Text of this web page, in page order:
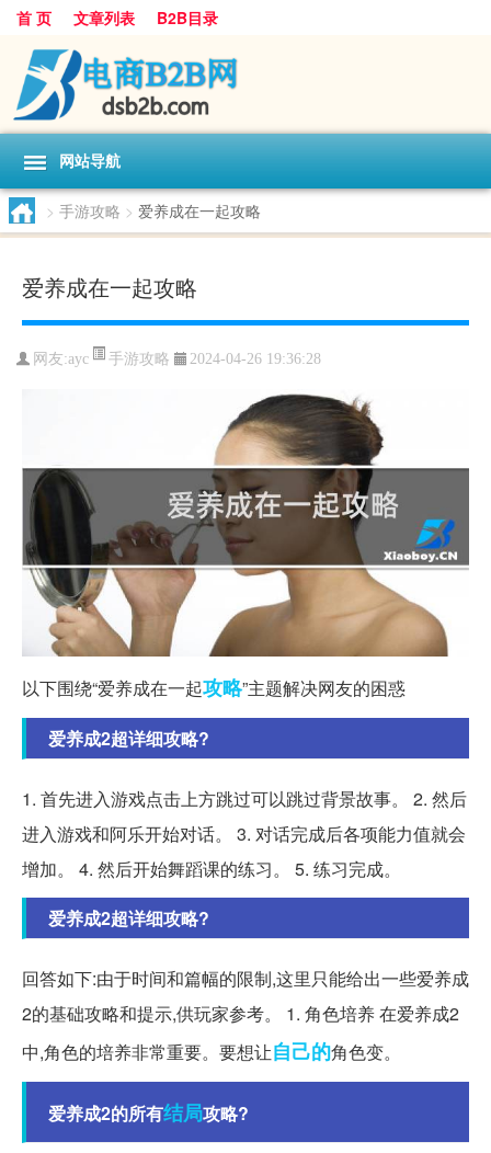
首 页 文章列表 B2B目录
网站导航
> 手游攻略 > 爱养成在一起攻略
爱养成在一起攻略
网友:ayc 手游攻略 2024-04-26 19:36:28
以下围绕“爱养成在一起攻略”主题解决网友的困惑
爱养成2超详细攻略?
1. 首先进入游戏点击上方跳过可以跳过背景故事。 2. 然后
进入游戏和阿乐开始对话。 3. 对话完成后各项能力值就会
增加。 4. 然后开始舞蹈课的练习。 5. 练习完成。
爱养成2超详细攻略?
回答如下:由于时间和篇幅的限制,这里只能给出一些爱养成
2的基础攻略和提示,供玩家参考。 1. 角色培养 在爱养成2
中,角色的培养非常重要。要想让自己的角色变。
爱养成2的所有结局攻略?